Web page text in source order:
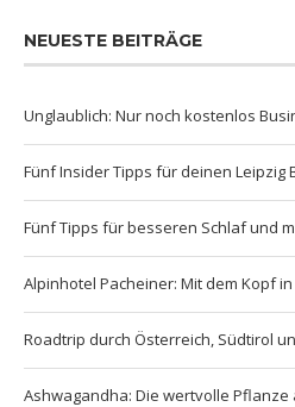
NEUESTE BEITRÄGE
Unglaublich: Nur noch kostenlos
Fünf Insider Tipps für deinen Leipzig
Fünf Tipps für besseren Schlaf und
Alpinhotel Pacheiner: Mit dem Kopf
Roadtrip durch Österreich, Südtirol
Ashwagandha: Die wertvolle Pflanze